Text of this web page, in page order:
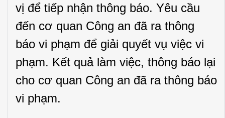
vị để tiếp nhận thông báo. Yêu cầu
đến cơ quan Công an đã ra thông
báo vi phạm để giải quyết vụ việc vi
phạm. Kết quả làm việc, thông báo lại
cho cơ quan Công an đã ra thông báo
vi phạm.